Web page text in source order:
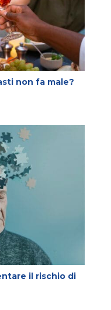
non fa male?
il rischio di